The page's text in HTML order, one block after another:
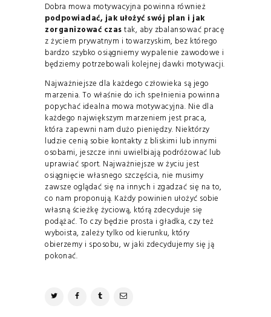
Dobra mowa motywacyjna powinna również
podpowiadać, jak ułożyć swój plan i jak
zorganizować czastak, aby zbalansować pracę
z życiem prywatnym i towarzyskim, bez którego
bardzo szybko osiągniemy wypalenie zawodowe i
będziemy potrzebowali kolejnej dawki motywacji.
Najważniejsze dla każdego człowieka są jego
marzenia. To właśnie do ich spełnienia powinna
popychać idealna mowa motywacyjna. Nie dla
każdego największym marzeniem jest praca,
która zapewni nam dużo pieniędzy. Niektórzy
ludzie cenią sobie kontakty z bliskimi lub innymi
osobami, jeszcze inni uwielbiają podróżować lub
uprawiać sport. Najważniejsze w życiu jest
osiągnięcie własnego szczęścia, nie musimy
zawsze oglądać się na innych i zgadzać się na to,
co nam proponują. Każdy powinien ułożyć sobie
własną ścieżkę życiową, którą zdecyduje się
podążać. To czy będzie prosta i gładka, czy też
wyboista, zależy tylko od kierunku, który
obierzemy i sposobu, w jaki zdecydujemy się ją
pokonać.